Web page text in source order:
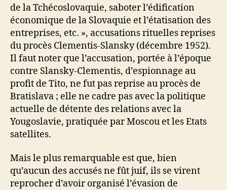
de la Tchécoslovaquie, saboter l’édification
économique de la Slovaquie et l’étatisation des
entreprises, etc. », accusations rituelles reprises
du procès Clementis-Slansky (décembre 1952).
Il faut noter que l’accusation, portée à l’époque
contre Slansky-Clementis, d’espionnage au
profit de Tito, ne fut pas reprise au procès de
Bratislava ; elle ne cadre pas avec la politique
actuelle de détente des relations avec la
Yougoslavie, pratiquée par Moscou et les Etats
satellites.
Mais le plus remarquable est que, bien
qu’aucun des accusés ne fût juif, ils se virent
reprocher d’avoir organisé l’évasion de